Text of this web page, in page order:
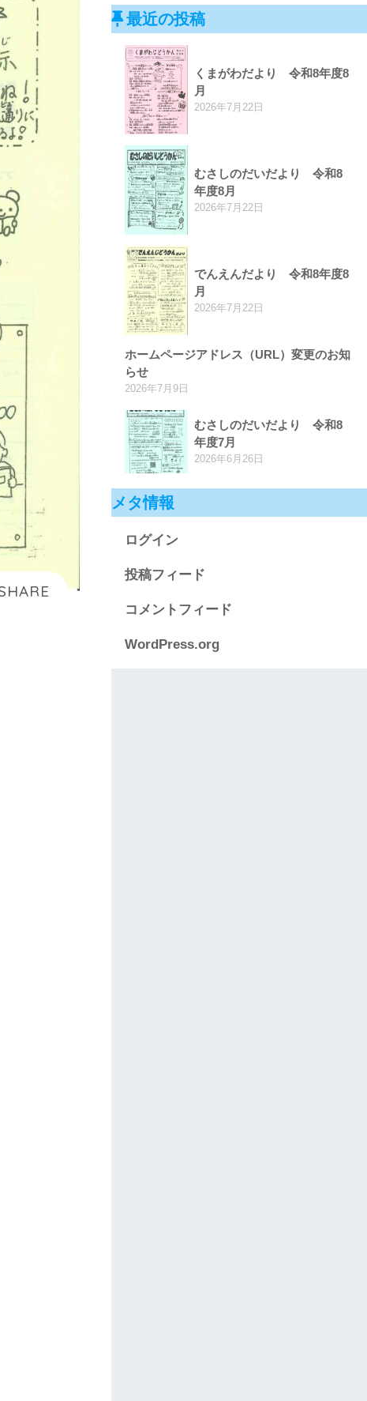
最近の投稿
くまがわだより 令和8年度8
月
2026年7月22日
むさしのだいだより 令和8
年度8月
2026年7月22日
でんえんだより 令和8年度8
月
2026年7月22日
ホームページアドレス（URL）変更のお知
らせ
2026年7月9日
むさしのだいだより 令和8
年度7月
2026年6月26日
メタ情報
ログイン
投稿フィード
コメントフィード
WordPress.org